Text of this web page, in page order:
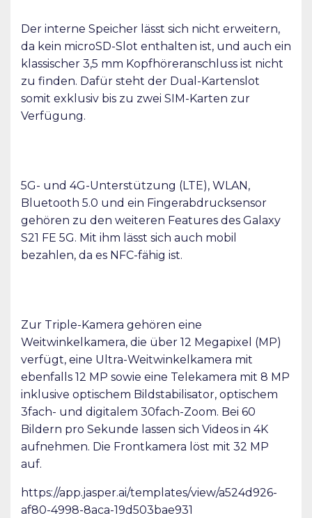
Der interne Speicher lässt sich nicht erweitern,
da kein microSD-Slot enthalten ist, und auch ein
klassischer 3,5 mm Kopfhöreranschluss ist nicht
zu finden. Dafür steht der Dual-Kartenslot
somit exklusiv bis zu zwei SIM-Karten zur
Verfügung.
5G- und 4G-Unterstützung (LTE), WLAN,
Bluetooth 5.0 und ein Fingerabdrucksensor
gehören zu den weiteren Features des Galaxy
S21 FE 5G. Mit ihm lässt sich auch mobil
bezahlen, da es NFC-fähig ist.
Zur Triple-Kamera gehören eine
Weitwinkelkamera, die über 12 Megapixel (MP)
verfügt, eine Ultra-Weitwinkelkamera mit
ebenfalls 12 MP sowie eine Telekamera mit 8 MP
inklusive optischem Bildstabilisator, optischem
3fach- und digitalem 30fach-Zoom. Bei 60
Bildern pro Sekunde lassen sich Videos in 4K
aufnehmen. Die Frontkamera löst mit 32 MP
auf.
https://app.jasper.ai/templates/view/a524d926-
af80-4998-8aca-19d503bae931